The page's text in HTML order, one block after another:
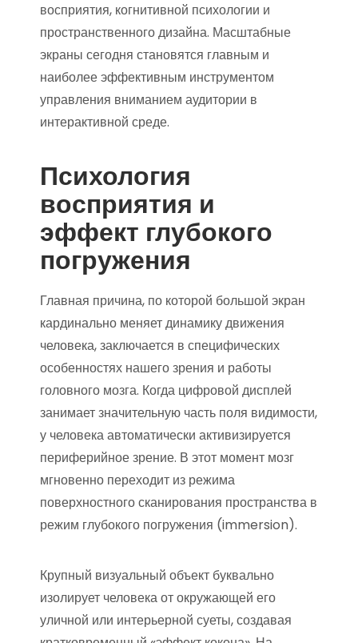
восприятия, когнитивной психологии и
пространственного дизайна. Масштабные
экраны сегодня становятся главным и
наиболее эффективным инструментом
управления вниманием аудитории в
интерактивной среде.
Психология
восприятия и
эффект глубокого
погружения
Главная причина, по которой большой экран
кардинально меняет динамику движения
человека, заключается в специфических
особенностях нашего зрения и работы
головного мозга. Когда цифровой дисплей
занимает значительную часть поля видимости,
у человека автоматически активизируется
периферийное зрение. В этот момент мозг
мгновенно переходит из режима
поверхностного сканирования пространства в
режим глубокого погружения (immersion).
Крупный визуальный объект буквально
изолирует человека от окружающей его
уличной или интерьерной суеты, создавая